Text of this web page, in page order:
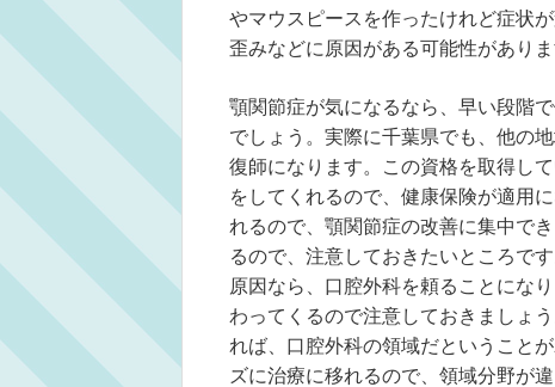
やマウスピースを作ったけれど症状
歪みなどに原因がある可能性がありま
顎関節症が気になるなら、早い段階
でしょう。実際に千葉県でも、他の
復師になります。この資格を取得し
をしてくれるので、健康保険が適用
れるので、顎関節症の改善に集中で
るので、注意しておきたいところで
原因なら、口腔外科を頼ることにな
わってくるので注意しておきましょ
れば、口腔外科の領域だということ
ズに治療に移れるので、領域分野が